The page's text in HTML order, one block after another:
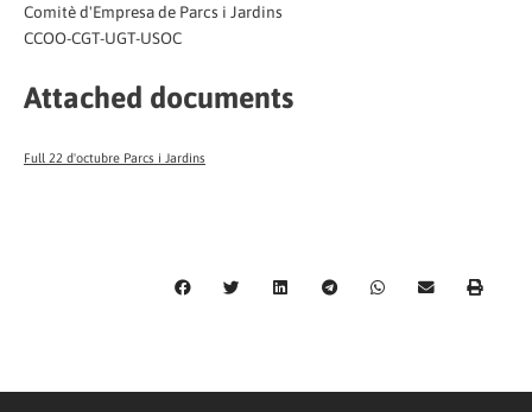
Comitè d'Empresa de Parcs i Jardins
CCOO-CGT-UGT-USOC
Attached documents
Full 22 d'octubre Parcs i Jardins